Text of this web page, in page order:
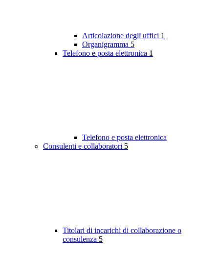
Articolazione degli uffici 1
Organigramma 5
Telefono e posta elettronica 1
Telefono e posta elettronica
Consulenti e collaboratori 5
Titolari di incarichi di collaborazione o
consulenza 5